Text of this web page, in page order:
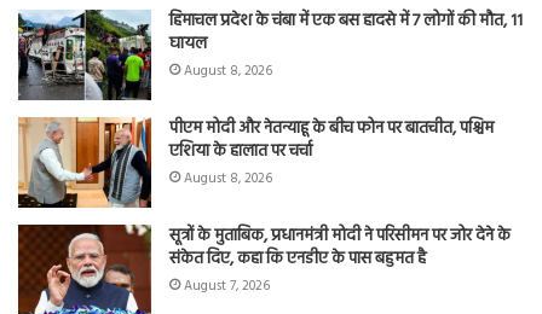
हिमाचल प्रदेश के चंबा में एक बस हादसे में 7 लोगों की मौत, 11
घायल
August 8, 2026
पीएम मोदी और नेतन्याहू के बीच फोन पर बातचीत, पश्चिम
एशिया के हालात पर चर्चा
August 8, 2026
सूत्रों के मुताबिक, प्रधानमंत्री मोदी ने परिसीमन पर जोर देने के
संकेत दिए, कहा कि एनडीए के पास बहुमत है
August 7, 2026